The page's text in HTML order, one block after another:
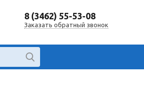
8 (3462) 55-53-08
Заказать обратный звонок